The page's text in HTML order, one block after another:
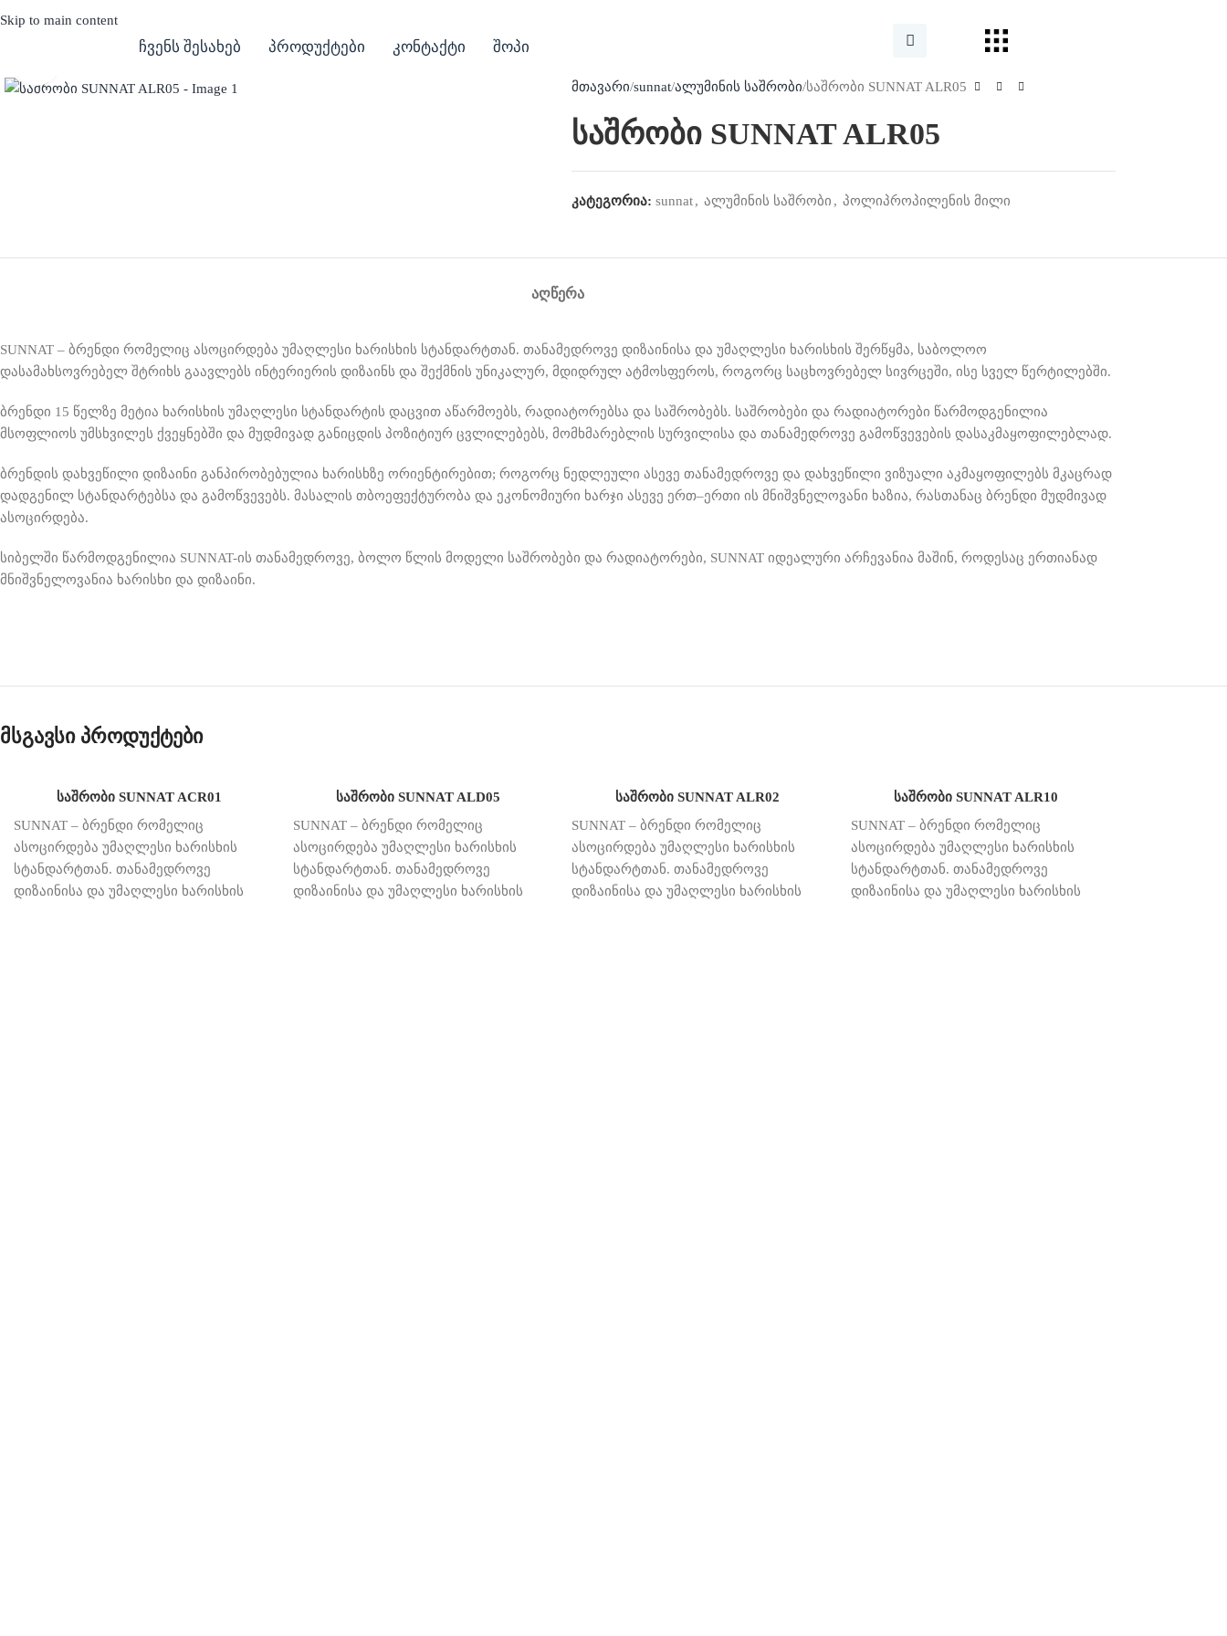
Skip to main content
ჩვენს შესახებ პროდუქტები კონტაქტი შოპი
მთავარი sunnat ალუმინის საშრობი საშრობი SUNNAT ALR05
საშრობი SUNNAT ALR05
კატეგორია: sunnat, ალუმინის საშრობი , პოლიპროპილენის მილი
ᲐᲦᲬᲔᲠᲐ
SUNNAT – ბრენდი რომელიც ასოცირდება უმაღლესი ხარისხის სტანდარტთან. თანამედროვე დიზაინისა და უმაღლესი ხარისხის შერწყმა, საბოლოო
დასამახსოვრებელ შტრიხს გაავლებს ინტერიერის დიზაინს და შექმნის უნიკალურ, მდიდრულ ატმოსფეროს, როგორც საცხოვრებელ სივრცეში, ისე სველ წერტილებში.
ბრენდი 15 წელზე მეტია ხარისხის უმაღლესი სტანდარტის დაცვით აწარმოებს, რადიატორებსა და საშრობებს. საშრობები და რადიატორები წარმოდგენილია
მსოფლიოს უმსხვილეს ქვეყნებში და მუდმივად განიცდის პოზიტიურ ცვლილებებს, მომხმარებლის სურვილისა და თანამედროვე გამოწვევების დასაკმაყოფილებლად.
ბრენდის დახვეწილი დიზაინი განპირობებულია ხარისხზე ორიენტირებით; როგორც ნედლეული ასევე თანამედროვე და დახვეწილი ვიზუალი აკმაყოფილებს მკაცრად
დადგენილ სტანდარტებსა და გამოწვევებს. მასალის თბოეფექტურობა და ეკონომიური ხარჯი ასევე ერთ–ერთი ის მნიშვნელოვანი ხაზია, რასთანაც ბრენდი მუდმივად
ასოცირდება.
სიბელში წარმოდგენილია SUNNAT-ის თანამედროვე, ბოლო წლის მოდელი საშრობები და რადიატორები, SUNNAT იდეალური არჩევანია მაშინ, როდესაც ერთიანად
მნიშვნელოვანია ხარისხი და დიზაინი.
მსგავსი პროდუქტები
საშრობი SUNNAT ACR01
SUNNAT – ბრენდი რომელიც
ასოცირდება უმაღლესი ხარისხის
სტანდარტთან. თანამედროვე
დიზაინისა და უმაღლესი ხარისხის
საშრობი SUNNAT ALD05
SUNNAT – ბრენდი რომელიც
ასოცირდება უმაღლესი ხარისხის
სტანდარტთან. თანამედროვე
დიზაინისა და უმაღლესი ხარისხის
საშრობი SUNNAT ALR02
SUNNAT – ბრენდი რომელიც
ასოცირდება უმაღლესი ხარისხის
სტანდარტთან. თანამედროვე
დიზაინისა და უმაღლესი ხარისხის
საშრობი SUNNAT ALR10
SUNNAT – ბრენდი რომელიც
ასოცირდება უმაღლესი ხარისხის
სტანდარტთან. თანამედროვე
დიზაინისა და უმაღლესი ხარისხის